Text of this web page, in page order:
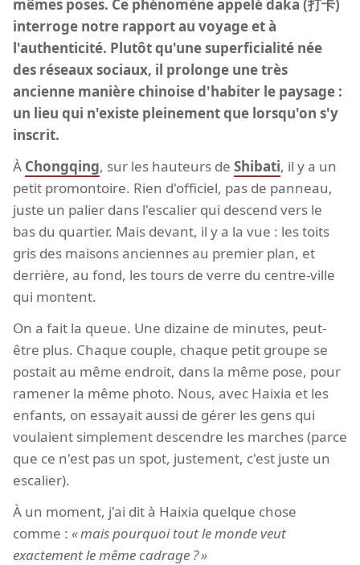
mêmes poses. Ce phénomène appelé daka (打卡)
interroge notre rapport au voyage et à
l'authenticité. Plutôt qu'une superficialité née
des réseaux sociaux, il prolonge une très
ancienne manière chinoise d'habiter le paysage :
un lieu qui n'existe pleinement que lorsqu'on s'y
inscrit.
À Chongqing, sur les hauteurs de Shibati, il y a un
petit promontoire. Rien d'officiel, pas de panneau,
juste un palier dans l'escalier qui descend vers le
bas du quartier. Mais devant, il y a la vue : les toits
gris des maisons anciennes au premier plan, et
derrière, au fond, les tours de verre du centre-ville
qui montent.
On a fait la queue. Une dizaine de minutes, peut-
être plus. Chaque couple, chaque petit groupe se
postait au même endroit, dans la même pose, pour
ramener la même photo. Nous, avec Haixia et les
enfants, on essayait aussi de gérer les gens qui
voulaient simplement descendre les marches (parce
que ce n'est pas un spot, justement, c'est juste un
escalier).
À un moment, j'ai dit à Haixia quelque chose
comme :
mais pourquoi tout le monde veut
exactement le même cadrage ?